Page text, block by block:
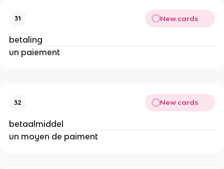
31 New cards
betaling
un paiement
32 New cards
betaalmiddel
un moyen de paiment